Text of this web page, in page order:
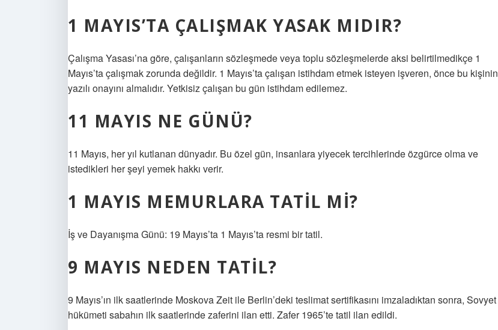
1 MAYIS’TA ÇALIŞMAK YASAK MIDIR?
Çalışma Yasası’na göre, çalışanların sözleşmede veya toplu sözleşmelerde aksi belirtilmedikçe 1
Mayıs’ta çalışmak zorunda değildir. 1 Mayıs’ta çalışan istihdam etmek isteyen işveren, önce bu kişinin
yazılı onayını almalıdır. Yetkisiz çalışan bu gün istihdam edilemez.
11 MAYIS NE GÜNÜ?
11 Mayıs, her yıl kutlanan dünyadır. Bu özel gün, insanlara yiyecek tercihlerinde özgürce olma ve
istedikleri her şeyi yemek hakkı verir.
1 MAYIS MEMURLARA TATIL MI?
İş ve Dayanışma Günü: 19 Mayıs’ta 1 Mayıs’ta resmi bir tatil.
9 MAYIS NEDEN TATIL?
9 Mayıs’ın ilk saatlerinde Moskova Zeit ile Berlin’deki teslimat sertifikasını imzaladıktan sonra, Sovyet
hükümeti sabahın ilk saatlerinde zaferini ilan etti. Zafer 1965’te tatil ilan edildi.